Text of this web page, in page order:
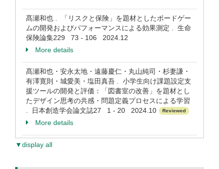
髙瀬和也 . 「リスクと保険」を題材としたボードゲー
ムの開発およびパフォーマンスによる効果測定 . 生命
保険論集229 73 - 106 2024.12
More details
髙瀬和也・安永太地・遠藤慶仁・丸山純司・杉妻謙・
有澤寛則・城愛美・塩田真吾 . 小学生向け課題設定支
援ツールの開発と評価：「図書室の改善」を題材とし
たデザイン思考の共感・問題定義プロセスによる学習
. 日本創造学会論文誌27 1 - 20 2024.10
Reviewed
More details
▼display all